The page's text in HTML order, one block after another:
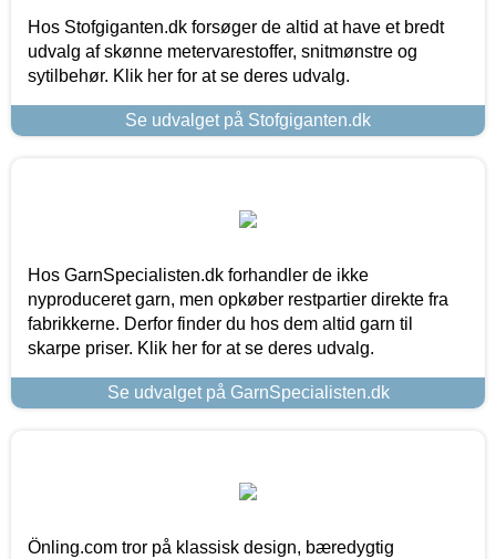
Hos Stofgiganten.dk forsøger de altid at have et bredt
udvalg af skønne metervarestoffer, snitmønstre og
sytilbehør. Klik her for at se deres udvalg.
Se udvalget på Stofgiganten.dk
Hos GarnSpecialisten.dk forhandler de ikke
nyproduceret garn, men opkøber restpartier direkte fra
fabrikkerne. Derfor finder du hos dem altid garn til
skarpe priser. Klik her for at se deres udvalg.
Se udvalget på GarnSpecialisten.dk
Önling.com tror på klassisk design, bæredygtig